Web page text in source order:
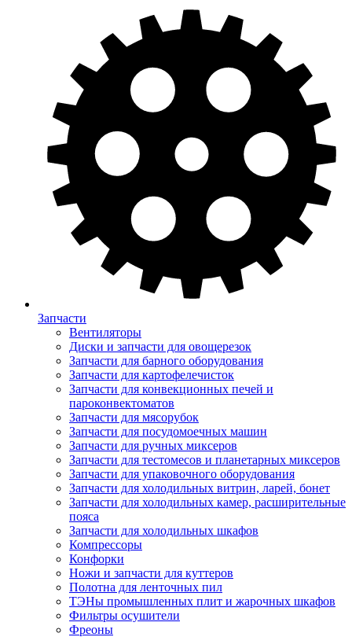
Запчасти
Вентиляторы
Диски и запчасти для овощерезок
Запчасти для барного оборудования
Запчасти для картофелечисток
Запчасти для конвекционных печей и
пароконвектоматов
Запчасти для мясорубок
Запчасти для посудомоечных машин
Запчасти для ручных миксеров
Запчасти для тестомесов и планетарных миксеров
Запчасти для упаковочного оборудования
Запчасти для холодильных витрин, ларей, бонет
Запчасти для холодильных камер, расширительные
пояса
Запчасти для холодильных шкафов
Компрессоры
Конфорки
Ножи и запчасти для куттеров
Полотна для ленточных пил
ТЭНы промышленных плит и жарочных шкафов
Фильтры осушители
Фреоны